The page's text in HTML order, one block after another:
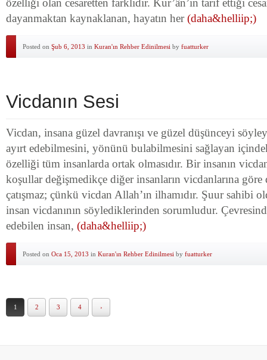
özelliği olan cesaretten farklıdır. Kur’ân’ın tarif ettiği
dayanmaktan kaynaklanan, hayatın her(daha&helliip;)
Posted on Şub 6, 2013 in Kuran'ın Rehber Edinilmesi by fuatturker
Vicdanın Sesi
Vicdan, insana güzel davranışı ve güzel düşünceyi
ayırt edebilmesini, yönünü bulabilmesini sağlayan
özelliği tüm insanlarda ortak olmasıdır. Bir insanın
koşullar değişmedikçe diğer insanların vicdanlarına göre
çatışmaz; çünkü vicdan Allah’ın ilhamıdır. Şuur sahibi
insan vicdanının söylediklerinden sorumludur.
edebilen insan, (daha&helliip;)
Posted on Oca 15, 2013 in Kuran'ın Rehber Edinilmesi by fuatturker
1 2 3 4 ›